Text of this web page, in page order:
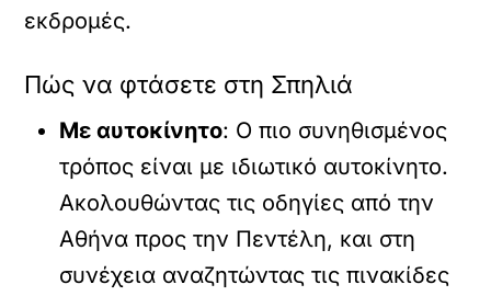
εκδρομές.
Πώς να φτάσετε στη Σπηλιά
Με αυτοκίνητο: Ο πιο συνηθισμένος
τρόπος είναι με ιδιωτικό αυτοκίνητο.
Ακολουθώντας τις οδηγίες από την
Αθήνα προς την Πεντέλη, και στη
συνέχεια αναζητώντας τις πινακίδες